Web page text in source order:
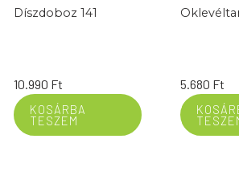
Díszdoboz 141
10.990 Ft
KOSÁRBA
TESZEM
5.680 Ft